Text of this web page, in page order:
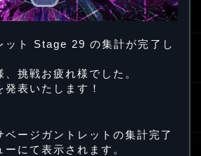
ット Stage 29 の集計が完了し
挑戦お疲れ様でした。
発表いたします！
ージガントレットの集計完了
にて表示されます。